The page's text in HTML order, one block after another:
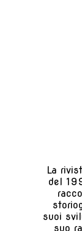
La
del
suoi
suo